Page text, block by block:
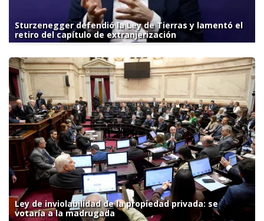
Sturzenegger defendió la Ley de Tierras y lamentó el
retiro del capítulo de extranjerización
Ley de inviolabilidad de la propiedad privada: se
votaría a la madrugada